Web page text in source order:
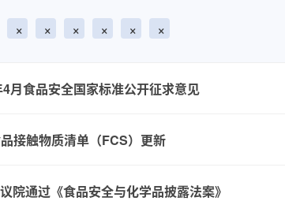
× × × × × ×
月食品安全国家标准公开征求意见
接触物质清单（FCS）更新
院通过《食品安全与化学品披露法案》